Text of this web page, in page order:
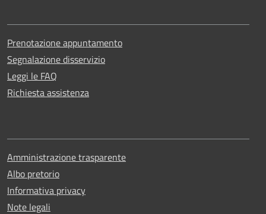
Prenotazione appuntamento
Segnalazione disservizio
Leggi le FAQ
Richiesta assistenza
Amministrazione trasparente
Albo pretorio
Informativa privacy
Note legali